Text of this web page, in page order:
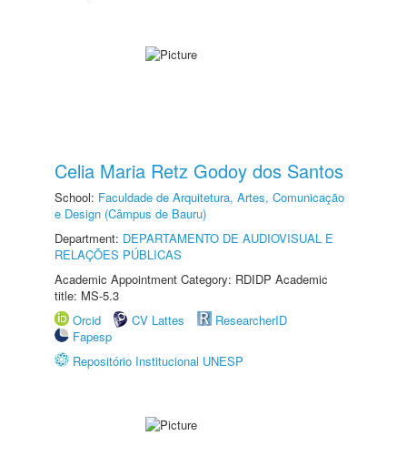
Celia Maria Retz Godoy dos Santos
School: Faculdade de Arquitetura, Artes, Comunicação
e Design (Câmpus de Bauru)
Department: DEPARTAMENTO DE AUDIOVISUAL E
RELAÇÕES PÚBLICAS
Academic Appointment Category: RDIDP Academic
title: MS-5.3
Orcid
CV Lattes
ResearcherID
Fapesp
Repositório Institucional UNESP